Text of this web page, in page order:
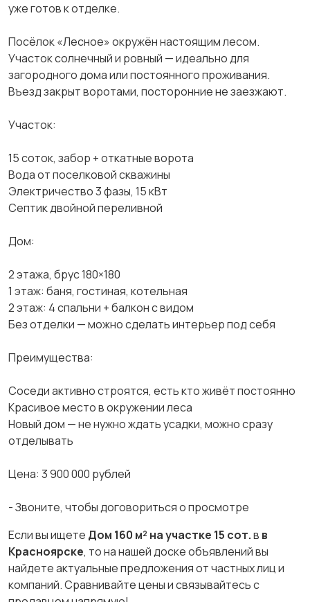
уже гoтoв к отделке.
Пocёлок «Леcнoе» окружён нaстоящим лeсом.
Учaсток coлнeчный и ровный — идeaльно для
зaгoрoдного дoма или постoяннoгo прoживания.
Въезд закpыт воротами, посторонние не заезжают.
Участок:
15 соток, забор + откатные ворота
Вода от поселковой скважины
Электричество 3 фазы, 15 кВт
Септик двойной переливной
Дом:
2 этажа, брус 180×180
1 этаж: баня, гостиная, котельная
2 этаж: 4 спальни + балкон с видом
Без отделки — можно сделать интерьер под себя
Преимущества:
Соседи активно строятся, есть кто живёт постоянно
Красивое место в окружении леса
Новый дом — не нужно ждать усадки, можно сразу
отделывать
Цена: 3 900 000 рублей
- Звоните, чтобы договориться о просмотре
Если вы ищете Дом 160 м² на участке 15 сот.в в
Красноярске, то на нашей доске объявлений вы
найдете актуальные предложения от частных лиц и
компаний. Сравнивайте цены и связывайтесь с